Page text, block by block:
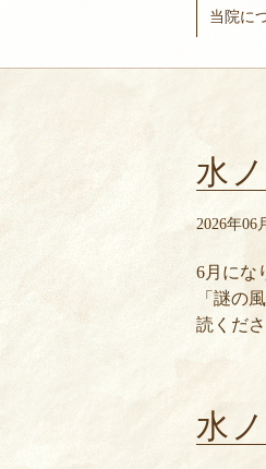
当院に
水
2026年06
6月にな
「謎の
読くだ
水